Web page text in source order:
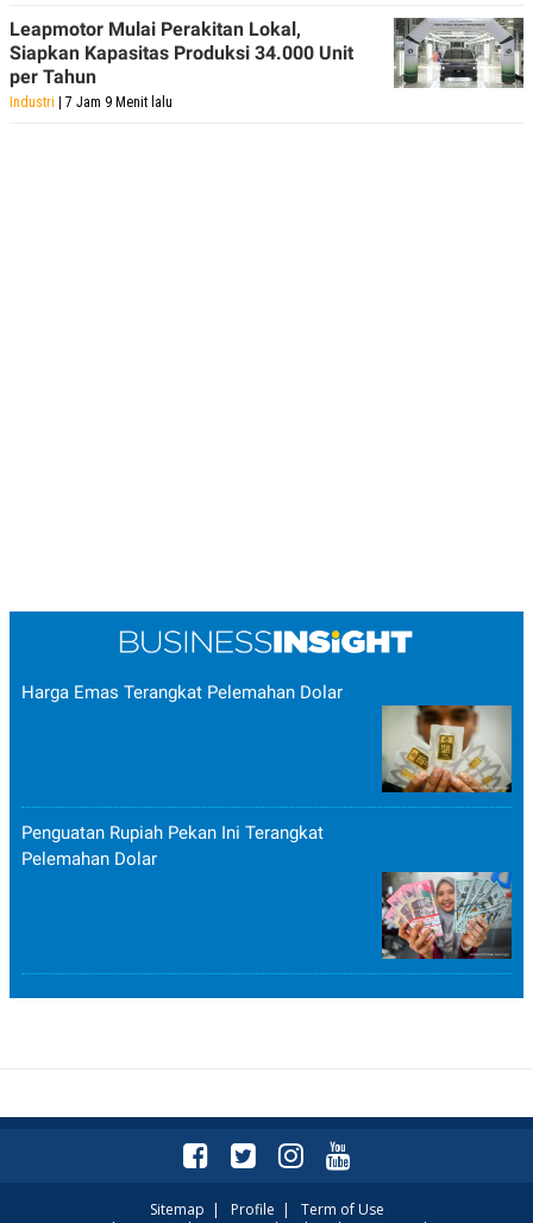
Leapmotor Mulai Perakitan Lokal,
Siapkan Kapasitas Produksi 34.000 Unit
per Tahun
Industri | 7 Jam 9 Menit lalu
Harga Emas Terangkat Pelemahan Dolar
Penguatan Rupiah Pekan Ini Terangkat
Pelemahan Dolar
Sitemap | Profile | Term of Use